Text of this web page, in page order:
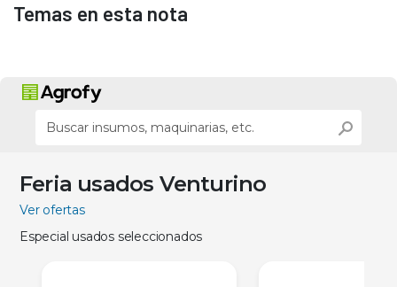
Temas en esta nota
Feria usados Venturino
Ver ofertas
Especial usados seleccionados